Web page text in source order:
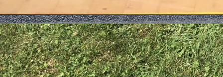
Mijajlović važi za jednog od najprepoznatljivijih
komentatora u regionu, a publika ga posebno
emotivnim i energičnim prijenosima
reprezentacije Bosne i Hercegovine.